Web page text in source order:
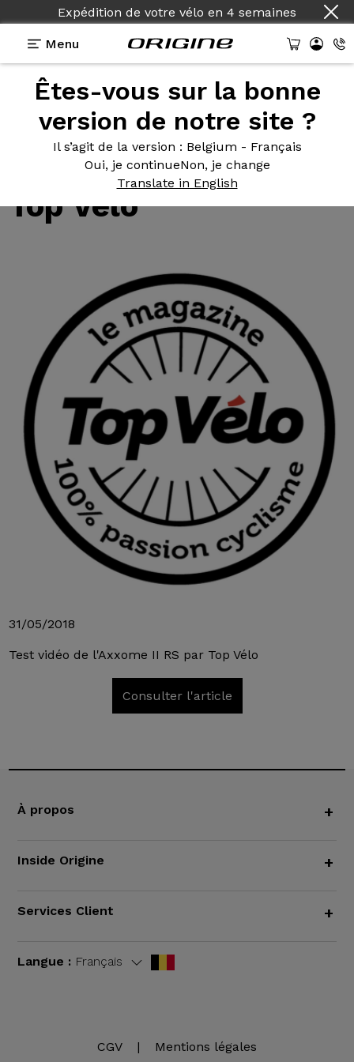
Expédition de votre vélo en 4 semaines
Menu
Êtes-vous sur la bonne
version de notre site ?
Il s’agit de la version : Belgium - Français
Oui, je continueNon, je change
Translate in English
Tests des vélos Origine>Test vidéo de l'Axxome II
Test vidéo de
l'Axxome II RS par
Top Vélo
31/05/2018
Test vidéo de l'Axxome II RS par Top Vélo
Consulter l'article
À propos +
Inside Origine +
Services Client +
Langue : Français
CGV | Mentions légales